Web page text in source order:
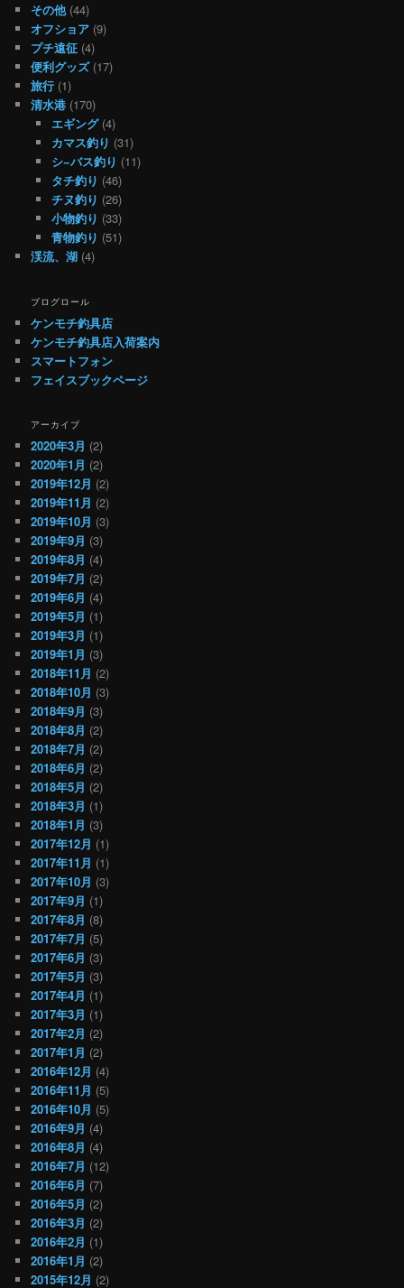
その他(44)
オフショア (9)
プチ遠征 (4)
便利グッズ(17)
旅行 (1)
清水港 (170)
エギング(4)
カマス釣り (31)
シ−バス釣り (11)
タチ釣り (46)
チヌ釣り (26)
小物釣り (33)
青物釣り (51)
渓流、湖 (4)
ブログロール
ケンモチ釣具店
ケンモチ釣具店入荷案内
スマートフォン
フェイスブックページ
アーカイブ
2020年3月 (2)
2020年1月 (2)
2019年12月 (2)
2019年11月 (2)
2019年10月 (3)
2019年9月 (3)
2019年8月 (4)
2019年7月 (2)
2019年6月 (4)
2019年5月 (1)
2019年3月 (1)
2019年1月 (3)
2018年11月 (2)
2018年10月 (3)
2018年9月 (3)
2018年8月 (2)
2018年7月 (2)
2018年6月 (2)
2018年5月 (2)
2018年3月 (1)
2018年1月 (3)
2017年12月 (1)
2017年11月 (1)
2017年10月 (3)
2017年9月 (1)
2017年8月 (8)
2017年7月 (5)
2017年6月 (3)
2017年5月 (3)
2017年4月 (1)
2017年3月 (1)
2017年2月 (2)
2017年1月 (2)
2016年12月 (4)
2016年11月 (5)
2016年10月 (5)
2016年9月 (4)
2016年8月 (4)
2016年7月 (12)
2016年6月 (7)
2016年5月 (2)
2016年3月 (2)
2016年2月 (1)
2016年1月 (2)
2015年12月 (2)